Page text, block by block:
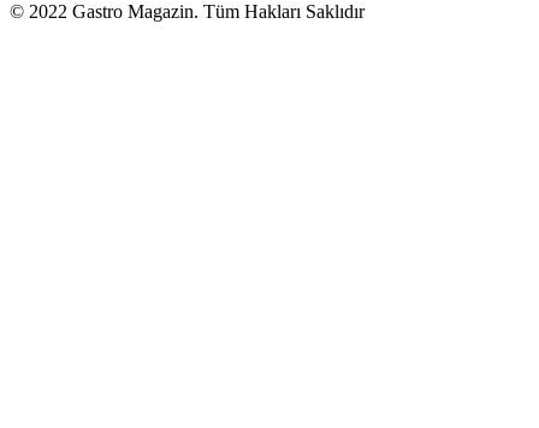
© 2022 Gastro Magazin. Tüm Hakları Saklıdır